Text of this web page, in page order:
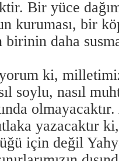
Bir yüce
kuruması, bir
daha
ki,
soylu, nasıl
yazacaktır
için değil